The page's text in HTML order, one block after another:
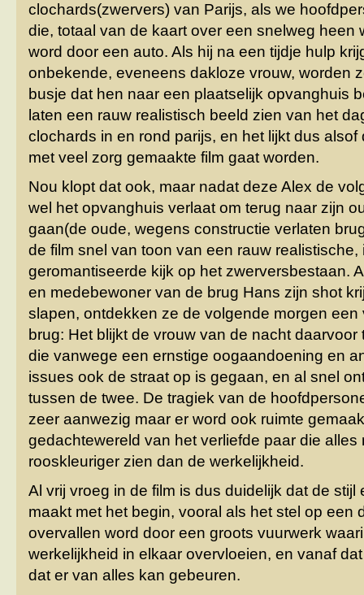
clochards(zwervers) van Parijs, als we
die, totaal van de kaart over een snelweg heen
word door een auto. Als hij na een tijdje hulp
onbekende, eveneens dakloze vrouw, worden
busje dat hen naar een plaatselijk opvanghuis
laten een rauw realistisch beeld zien van het
clochards in en rond parijs, en het lijkt dus alsof
met veel zorg gemaakte film gaat worden.
Nou klopt dat ook, maar nadat deze Alex de
wel het opvanghuis verlaat om terug naar zijn
gaan(de oude, wegens constructie verlaten
de film snel van toon van een rauw
geromantiseerde kijk op het zwerversbestaan.
en medebewoner van de brug Hans zijn shot
slapen, ontdekken ze de volgende morgen een
brug: Het blijkt de vrouw van de nacht
die vanwege een ernstige oogaandoening en
issues ook de straat op is gegaan, en al snel
tussen de twee. De tragiek van de
zeer aanwezig maar er word ook ruimte
gedachtewereld van het verliefde paar die alles
rooskleuriger zien dan de werkelijkheid.
Al vrij vroeg in de film is dus duidelijk dat de stijl
maakt met het begin, vooral als het stel op een
overvallen word door een groots vuurwerk
werkelijkheid in elkaar overvloeien, en vanaf
dat er van alles kan gebeuren.